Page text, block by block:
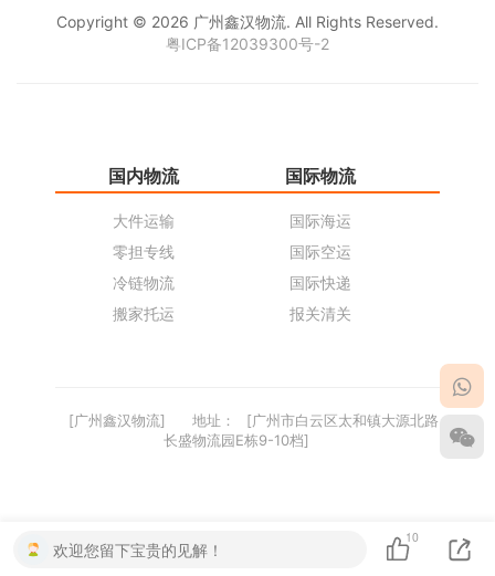
Copyright © 2026 广州鑫汉物流. All Rights Reserved.
粤ICP备12039300号-2
国内物流
大件运输
零担专线
冷链物流
搬家托运
国际物流
国际海运
国际空运
国际快递
报关清关
[广州鑫汉物流] 地址：
[广州市白云区太和镇大源北路
长盛物流园E栋9-10档]
欢迎您留下宝贵的见解！
10